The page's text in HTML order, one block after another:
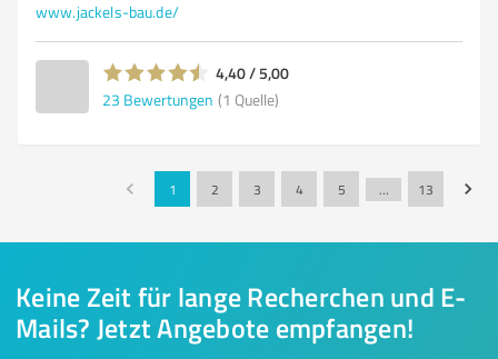
www.jackels-bau.de/
4,40 / 5,00
23 Bewertungen (1 Quelle)
1 2 3 4 5 … 13
Keine Zeit für lange Recherchen und E-
Mails? Jetzt Angebote empfangen!